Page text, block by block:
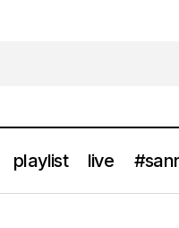
playlist live